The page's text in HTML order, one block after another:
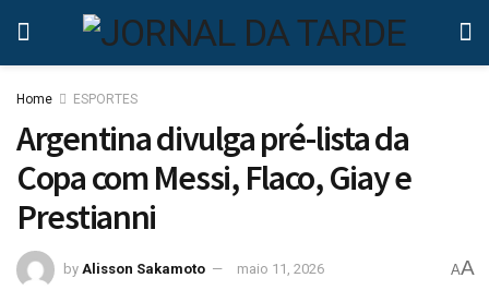
Home ESPORTES
Argentina divulga pré-lista da
Copa com Messi, Flaco, Giay e
Prestianni
by Alisson Sakamoto maio 11, 2026 AA